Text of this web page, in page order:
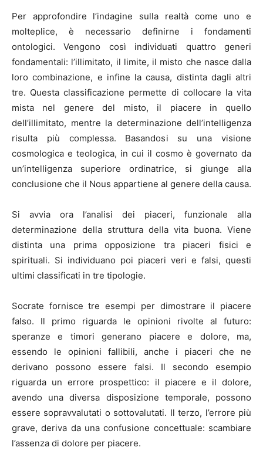
Per approfondire l’indagine sulla realtà come uno e
molteplice, è necessario definirne i fondamenti
ontologici. Vengono così individuati quattro generi
fondamentali: l’illimitato, il limite, il misto che nasce dalla
loro combinazione, e infine la causa, distinta dagli altri
tre. Questa classificazione permette di collocare la vita
mista nel genere del misto, il piacere in quello
dell’illimitato, mentre la determinazione dell’intelligenza
risulta più complessa. Basandosi su una visione
cosmologica e teologica, in cui il cosmo è governato da
un’intelligenza superiore ordinatrice, si giunge alla
conclusione che il Nous appartiene al genere della causa.
Si avvia ora l’analisi dei piaceri, funzionale alla
determinazione della struttura della vita buona. Viene
distinta una prima opposizione tra piaceri fisici e
spirituali. Si individuano poi piaceri veri e falsi, questi
ultimi classificati in tre tipologie.
Socrate fornisce tre esempi per dimostrare il piacere
falso. Il primo riguarda le opinioni rivolte al futuro:
speranze e timori generano piacere e dolore, ma,
essendo le opinioni fallibili, anche i piaceri che ne
derivano possono essere falsi. Il secondo esempio
riguarda un errore prospettico: il piacere e il dolore,
avendo una diversa disposizione temporale, possono
essere sopravvalutati o sottovalutati. Il terzo, l’errore più
grave, deriva da una confusione concettuale: scambiare
l’assenza di dolore per piacere.